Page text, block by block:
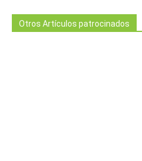
Otros Artículos patrocinados